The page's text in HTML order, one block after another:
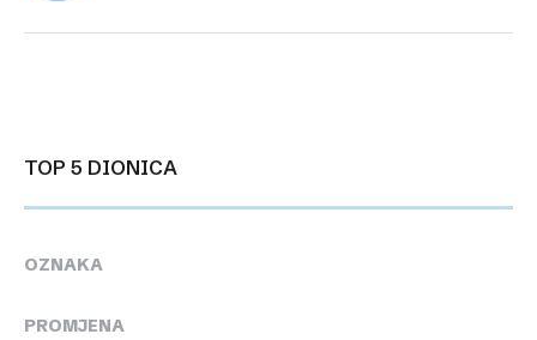
TOP 5 DIONICA
OZNAKA
PROMJENA